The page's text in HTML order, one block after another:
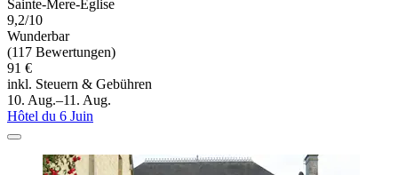
Sainte-Mere-Eglise
9,2/10
Wunderbar
(117 Bewertungen)
91 €
inkl. Steuern & Gebühren
10. Aug.–11. Aug.
Hôtel du 6 Juin